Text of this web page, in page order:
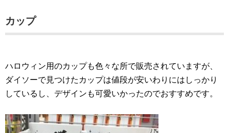
カップ
ハロウィン用のカップも色々な所で販売されていますが、
ダイソーで見つけたカップは値段が安いわりにはしっかり
しているし、デザインも可愛いかったのでおすすめです。